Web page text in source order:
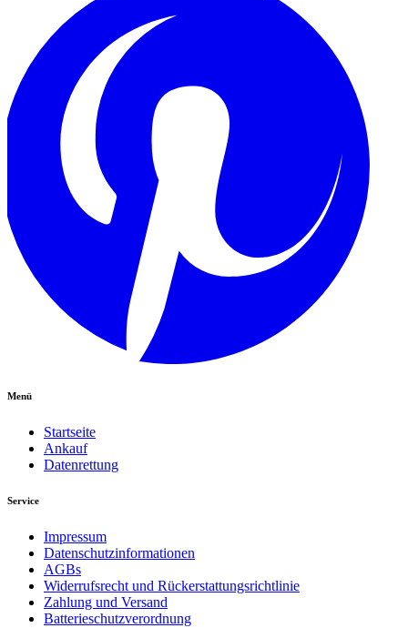
Menü
Startseite
Ankauf
Datenrettung
Service
Impressum
Datenschutzinformationen
AGBs
Widerrufsrecht und Rückerstattungsrichtlinie
Zahlung und Versand
Batterieschutzverordnung